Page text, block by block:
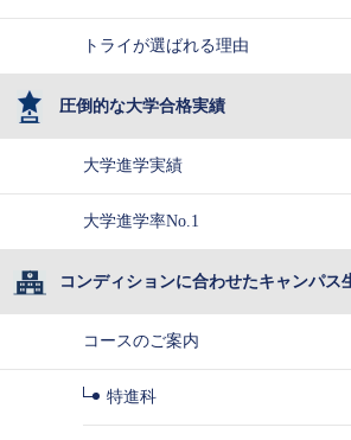
トライが選ばれる理由
圧倒的な大学合格実績
大学進学実績
大学進学率No.1
コンディションに合わせたキャンパス
コースのご案内
特進科